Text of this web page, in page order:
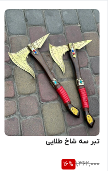
تبر سه شاخ طلایی
1,362,000
16%